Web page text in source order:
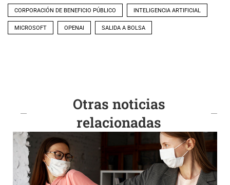
CORPORACIÓN DE BENEFICIO PÚBLICO INTELIGENCIA ARTIFICIAL
MICROSOFT OPENAI SALIDA A BOLSA
Otras noticias
relacionadas